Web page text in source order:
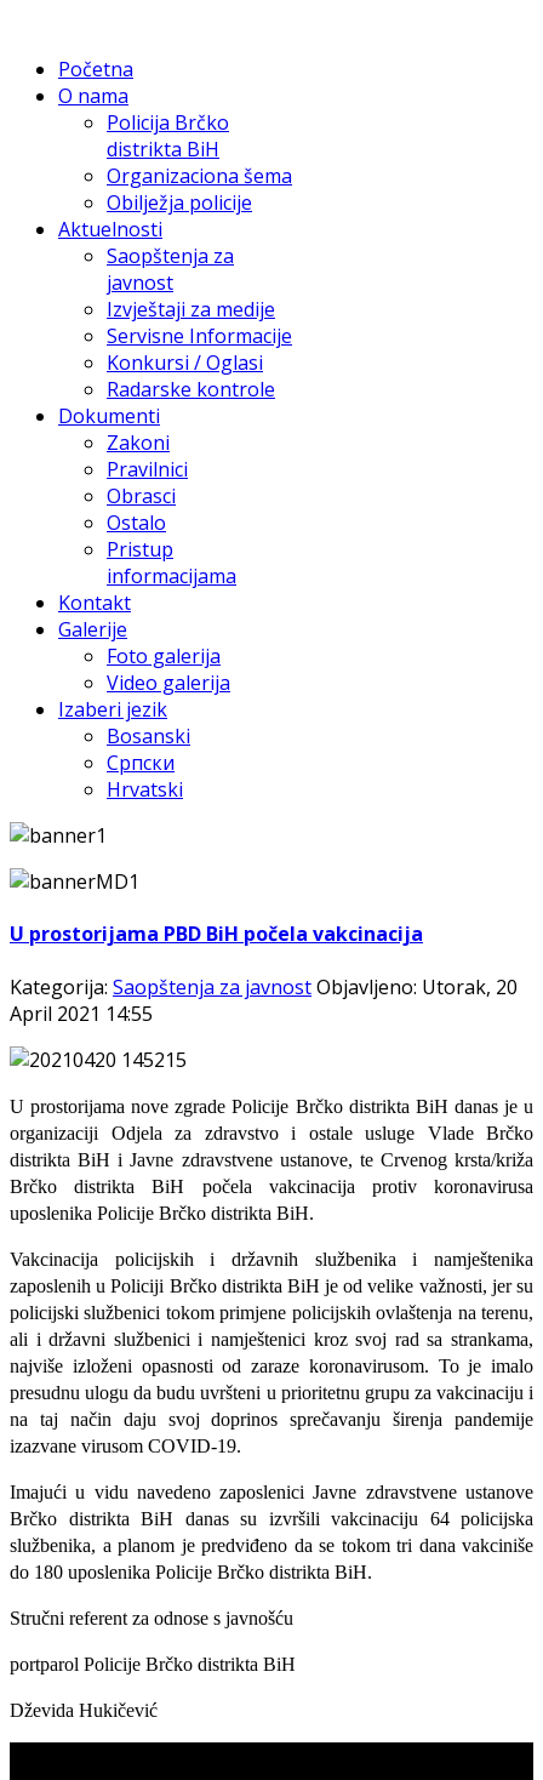
Početna
O nama
Policija Brčko
distrikta BiH
Organizaciona šema
Obilježja policije
Aktuelnosti
Saopštenja za
javnost
Izvještaji za medije
Servisne Informacije
Konkursi / Oglasi
Radarske kontrole
Dokumenti
Zakoni
Pravilnici
Obrasci
Ostalo
Pristup
informacijama
Kontakt
Galerije
Foto galerija
Video galerija
Izaberi jezik
Bosanski
Српски
Hrvatski
U prostorijama PBD BiH počela vakcinacija
Kategorija: Saopštenja za javnostObjavljeno: Utorak, 20
April 2021 14:55
U prostorijama nove zgrade Policije Brčko distrikta BiH danas je u
organizaciji Odjela za zdravstvo i ostale usluge Vlade Brčko
distrikta BiH i Javne zdravstvene ustanove, te Crvenog krsta/križa
Brčko distrikta BiH počela vakcinacija protiv koronavirusa
uposlenika Policije Brčko distrikta BiH.
Vakcinacija policijskih i državnih službenika i namještenika
zaposlenih u Policiji Brčko distrikta BiH je od velike važnosti, jer su
policijski službenici tokom primjene policijskih ovlaštenja na terenu,
ali i državni službenici i namještenici kroz svoj rad sa strankama,
najviše izloženi opasnostiod zaraze koronavirusom. To je imalo
presudnu ulogu da budu uvršteni u prioritetnu grupu za vakcinaciju i
na taj način daju svoj doprinos sprečavanju širenja pandemije
izazvane virusom COVID-19.
Imajući u vidu navedeno zaposlenici Javne zdravstvene ustanove
Brčko distrikta BiH danas su izvršili vakcinaciju 64 policijska
službenika, a planom je predviđeno da se tokom tri dana vakciniše
do 180 uposlenika Policije Brčko distrikta BiH.
Stručni referent za odnose s javnošću
portparol Policije Brčko distrikta BiH
Dževida Hukičević